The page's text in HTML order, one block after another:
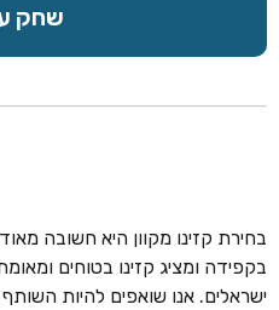
שחק
בקפידה ומציג קזינו בטוחים
ישראלים. אנו שואפים להיות